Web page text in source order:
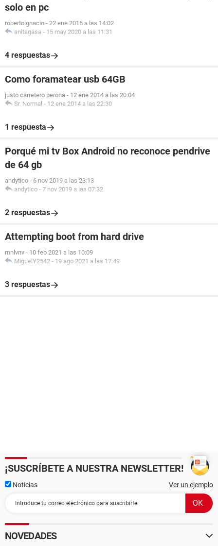
solo en pc
robertoignacio - 22 ene 2016 a las 14:02
anitagasa - 15 may 2020 a las 11:31
4 respuestas
Como foramatear usb 64GB
justo carretero perona - 12 ene 2014 a las 20:04
Sr. Normal - 12 ene 2014 a las 22:30
1 respuesta
Porqué mi tv Box Android no reconoce pendrive
de 64 gb
andytico - 6 nov 2019 a las 23:13
andytico - 7 nov 2019 a las 07:32
2 respuestas
Attempting boot from hard drive
mnlvnv - 10 feb 2021 a las 10:09
MiguelY2542 - 19 ago 2021 a las 17:49
3 respuestas
¡SUSCRÍBETE A NUESTRA NEWSLETTER!
Noticias Ver un ejemplo
NOVEDADES